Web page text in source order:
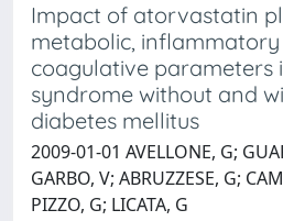
Impact of atorvastatin
metabolic,
coagulative parameters
syndrome without and
diabetes mellitus
2009-01-01 AVELLONE, G;
GARBO, V; ABRUZZESE, G;
PIZZO, G; LICATA, G